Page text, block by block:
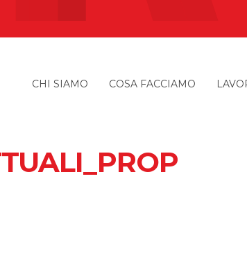
CHI SIAMO COSA FACCIAMO